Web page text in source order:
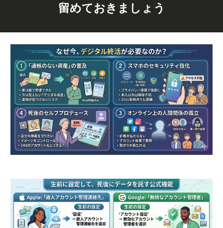
留めておきましょう